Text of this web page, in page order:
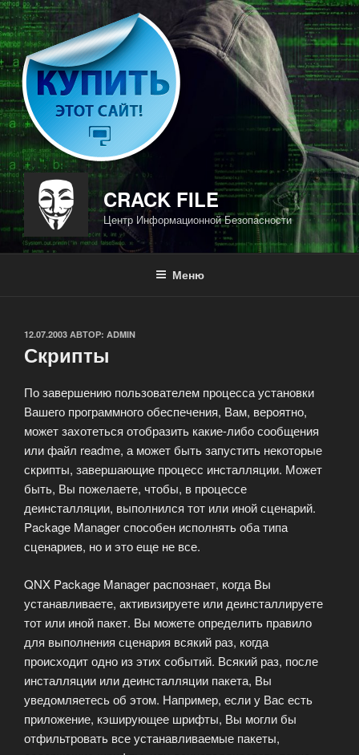
Перейти
к
содержимому
CRACK FILE
Центр Информационной Безопасности
Меню
ОПУБЛИКОВАНО
12.07.2003 АВТОР: ADMIN
Скрипты
По завершению пользователем процесса установки
Вашего программного обеспечения, Вам, вероятно,
может захотеться отобразить какие-либо сообщения
или файл readme, а может быть запустить некоторые
скрипты, завершающие процесс инсталляции. Может
быть, Вы пожелаете, чтобы, в процессе
деинсталляции, выполнился тот или иной сценарий.
Package Manager способен исполнять оба типа
сценариев, но и это еще не все.
QNX Package Manager распознает, когда Вы
устанавливаете, активизируете или деинсталлируете
тот или иной пакет. Вы можете определить правило
для выполнения сценария всякий раз, когда
происходит одно из этих событий. Всякий раз, после
инсталляции или деинсталляции пакета, Вы
уведомляетесь об этом. Например, если у Вас есть
приложение, кэширующее шрифты, Вы могли бы
отфильтровать все устанавливаемые пакеты,